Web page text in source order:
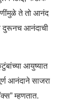
ते तो आनंद
दुरूनच आनंदाची
आयुष्यात
आनंदाने साजरा
म्हणतात.